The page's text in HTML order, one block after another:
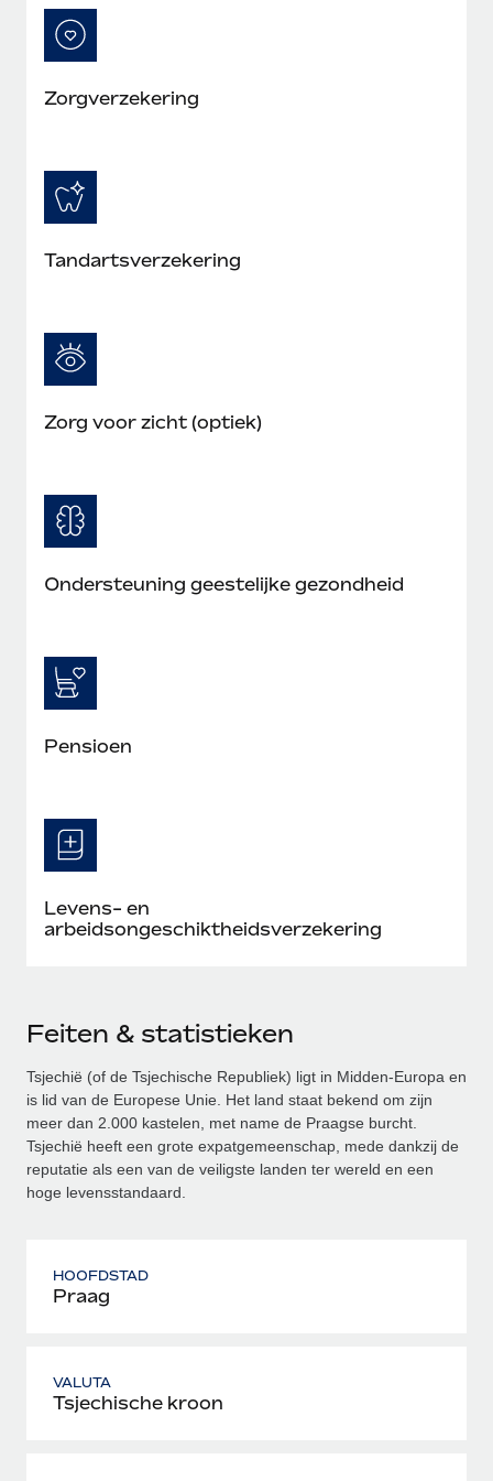
Zorgverzekering
Tandartsverzekering
Zorg voor zicht (optiek)
Ondersteuning geestelijke gezondheid
Pensioen
Levens- en
arbeidsongeschiktheidsverzekering
Feiten & statistieken
Tsjechië (of de Tsjechische Republiek) ligt in Midden-Europa en
is lid van de Europese Unie. Het land staat bekend om zijn
meer dan 2.000 kastelen, met name de Praagse burcht.
Tsjechië heeft een grote expatgemeenschap, mede dankzij de
reputatie als een van de veiligste landen ter wereld en een
hoge levensstandaard.
HOOFDSTAD
Praag
VALUTA
Tsjechische kroon